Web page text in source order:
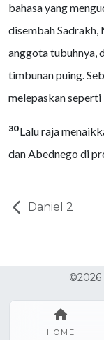
HOME
bahasa yang
disembah Sadrakh,
anggota tubuhnya,
timbunan puing.
melepaskan seperti
30Lalu raja
dan Abednego di
Daniel 2
©2026